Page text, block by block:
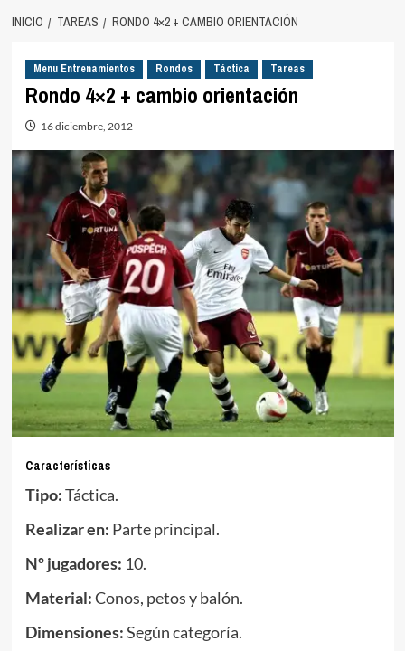
INICIO TAREAS RONDO 4×2 + CAMBIO ORIENTACIÓN
Menu Entrenamientos Rondos Táctica Tareas
Rondo 4×2 + cambio orientación
16 diciembre, 2012
Características
Tipo:Táctica.
Realizar en: Parte principal.
Nº jugadores: 10.
Material:Conos, petos y balón.
Dimensiones:Según categoría.